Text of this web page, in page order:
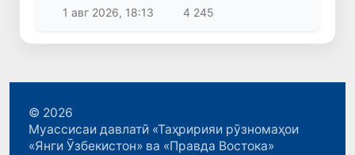
1 авг 2026, 18:13
4 245
© 2026
Муассисаи давлатӣ «Таҳририяи рӯзномаҳои
«Янги Ӯзбекистон» ва «Правда Востока»